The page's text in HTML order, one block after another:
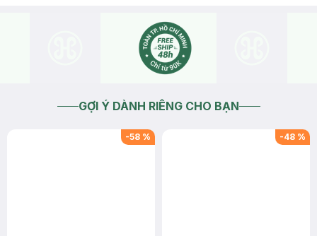
GỢI Ý DÀNH RIÊNG CHO BẠN
-58 % -48 %